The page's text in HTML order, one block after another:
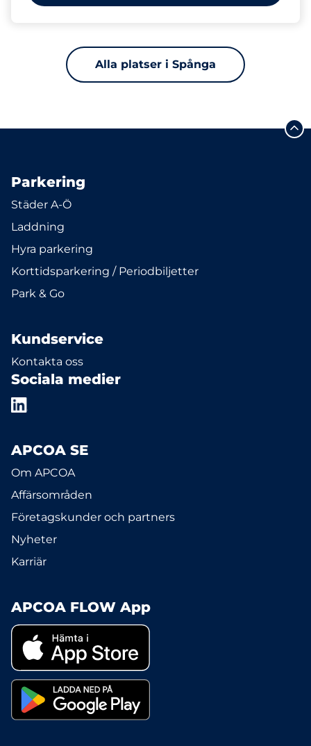
Alla platser i Spånga
Parkering
Städer A-Ö
Laddning
Hyra parkering
Korttidsparkering / Periodbiljetter
Park & Go
Kundservice
Kontakta oss
Sociala medier
APCOA SE
Om APCOA
Affärsområden
Företagskunder och partners
Nyheter
Karriär
APCOA FLOW App